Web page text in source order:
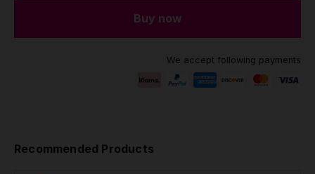
Buy now
We accept following payments
Recommended Products